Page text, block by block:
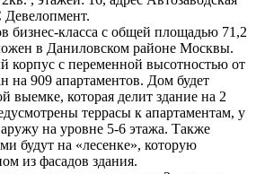
бизнес-класса с общей площадью 71,2
в Даниловском районе Москвы.
с переменной высотностью от
на 909 апартаментов. Дом будет
выемке, которая делит здание на 2
террасы к апартаментам, у
на уровне 5-6 этажа. Также
будут на «лесенке», которую
из фасадов здания.